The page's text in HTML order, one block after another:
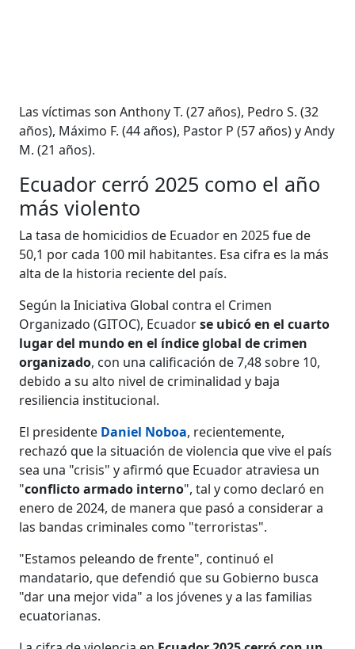
Las víctimas son Anthony T. (27 años), Pedro S. (32
años), Máximo F. (44 años), Pastor P (57 años) y Andy
M. (21 años).
Ecuador cerró 2025 como el año
más violento
La tasa de homicidios de Ecuador en 2025 fue de
50,1 por cada 100 mil habitantes. Esa cifra es la más
alta de la historia reciente del país.
Según la Iniciativa Global contra el Crimen
Organizado (GITOC), Ecuadorse ubicó en el cuarto
lugar del mundo en el índice global de crimen
organizado, con una calificación de 7,48 sobre 10,
debido a su alto nivel de criminalidad y baja
resiliencia institucional.
El presidente Daniel Noboa, recientemente,
rechazó que la situación de violencia que vive el país
sea una "crisis" y afirmó que Ecuador atraviesa un
"conflicto armado interno", tal y como declaró en
enero de 2024, de manera que pasó a considerar a
las bandas criminales como "terroristas".
"Estamos peleando de frente", continuó el
mandatario, que defendió que su Gobierno busca
"dar una mejor vida" a los jóvenes y a las familias
ecuatorianas.